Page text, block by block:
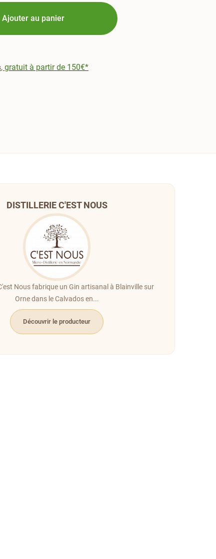
Ajouter au panier
, gratuit à partir de 150€*
DISTILLERIE C'EST NOUS
Nous fabrique un Gin artisanal à Blainville sur
Orne dans le Calvados en...
Découvrir le producteur